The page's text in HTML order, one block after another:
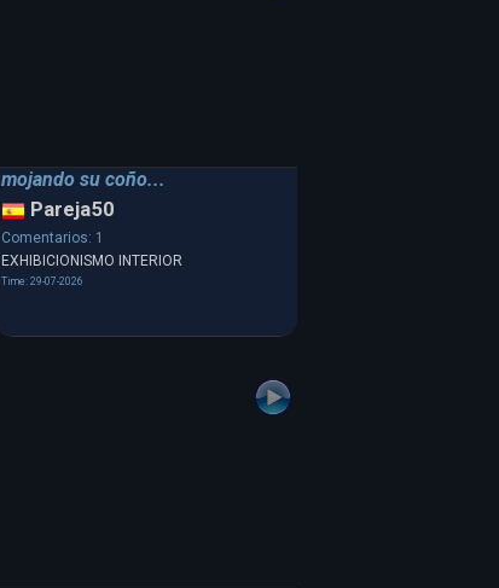
mojando su coño...
Pareja50
Comentarios: 1
EXHIBICIONISMO INTERIOR
Time: 29-07-2026